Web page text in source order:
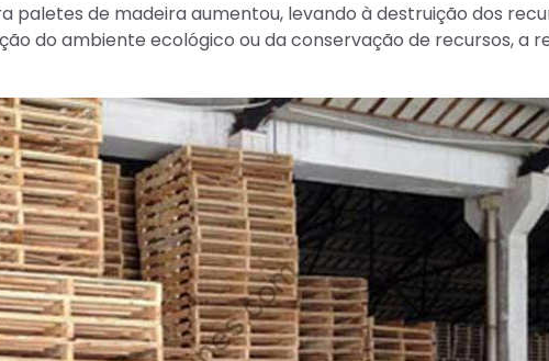
paletes de madeira aumentou, levando à destruição dos
do ambiente ecológico ou da conservação de recursos, a